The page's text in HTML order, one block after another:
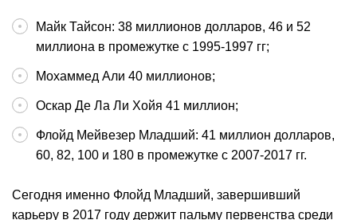
Майк Тайсон: 38 миллионов долларов, 46 и 52
миллиона в промежутке с 1995-1997 гг;
Мохаммед Али 40 миллионов;
Оскар Де Ла Ли Хойя 41 миллион;
Флойд Мейвезер Младший: 41 миллион долларов,
60, 82, 100 и 180 в промежутке с 2007-2017 гг.
Сегодня именно Флойд Младший, завершивший
карьеру в 2017 году держит пальму первенства среди